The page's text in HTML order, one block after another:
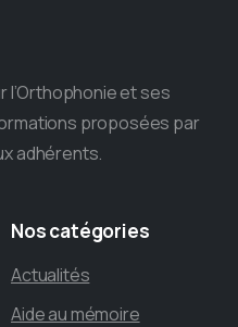
l’Orthophonie et ses
proposées par
adhérents.
Noscatégories
Actualités
Aide au mémoire